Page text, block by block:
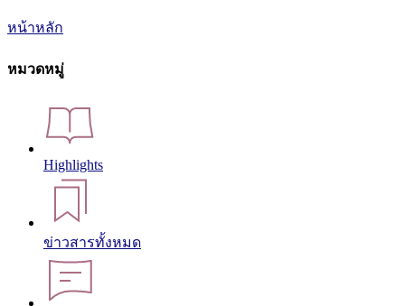
หน้าหลัก
หมวดหมู่
Highlights
ข่าวสารทั้งหมด